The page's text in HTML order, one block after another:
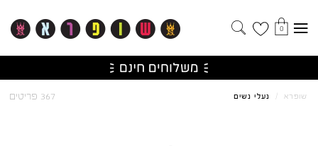
0
שופרא / נעלי נשים 367 פריטים